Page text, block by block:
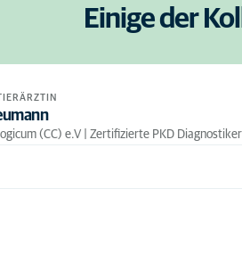
Einige der
(CC) e.V | Zertifizierte PKD